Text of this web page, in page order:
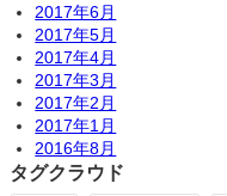
2017年6月
2017年5月
2017年4月
2017年3月
2017年2月
2017年1月
2016年8月
タグクラウド